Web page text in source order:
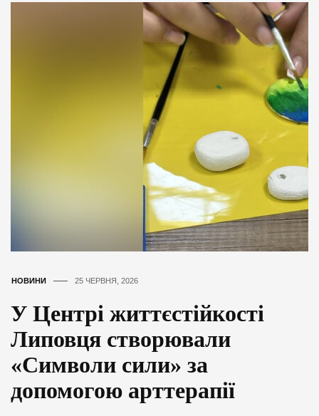
НОВИНИ 25 ЧЕРВНЯ, 2026
У Центрі життєстійкості
Липовця створювали
«Символи сили» за
допомогою арттерапії